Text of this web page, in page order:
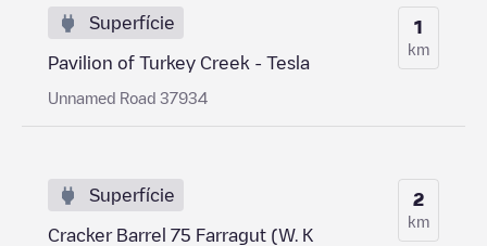
Superfície
Pavilion of Turkey Creek - Tesla
Unnamed Road 37934
1
km
Superfície
Cracker Barrel 75 Farragut (W. K
2
km